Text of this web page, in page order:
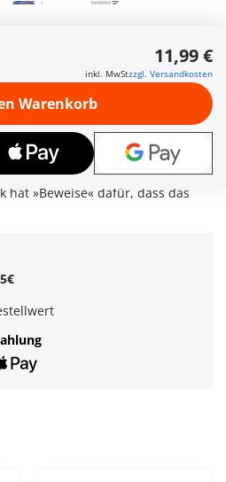
Nur eines mag sie gar
voller Vorfreude abends zu Bett geht.
Nacht für Nacht erlebt Anouk
alles
das
11,99 €
inkl. MwStzzgl. Versandkosten
Warenkorb